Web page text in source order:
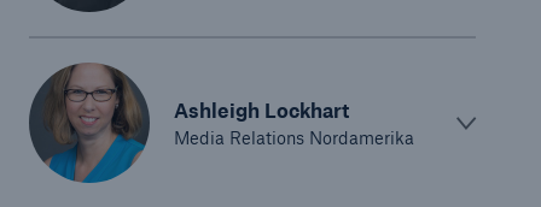
Ashleigh Lockhart
Media Relations Nordamerika